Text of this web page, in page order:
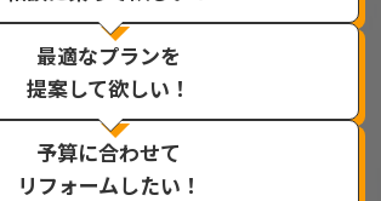
最適なプランを
提案して欲しい！
予算に合わせて
リフォームしたい！